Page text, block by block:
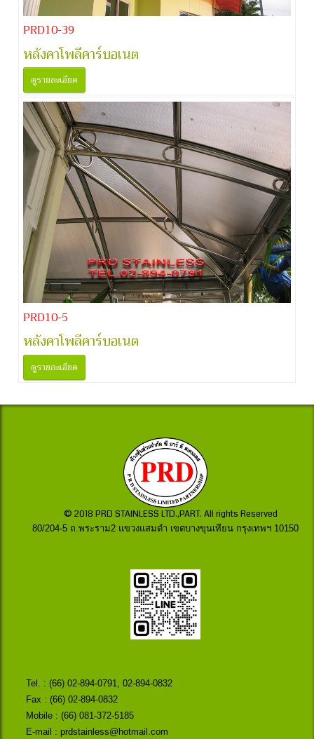
PRD10-39
หลังคาโพลีคาร์บอเนต
ดูรายละเอียด
PRD10-5
หลังคาโพลีคาร์บอเนต
ดูรายละเอียด
© 2018 PRD STAINLESS LTD.,PART. All rights Reserved
80/204-5 ถ.พระราม2 แขวงแสมดำ เขตบางขุนเทียน กรุงเทพฯ 10150
Tel. : (66) 02-894-0791
02-894-0832
Fax : (66) 02-894-0832
Mobile : (66) 081-372-5185
E-mail : prdstainless@hotmail.com